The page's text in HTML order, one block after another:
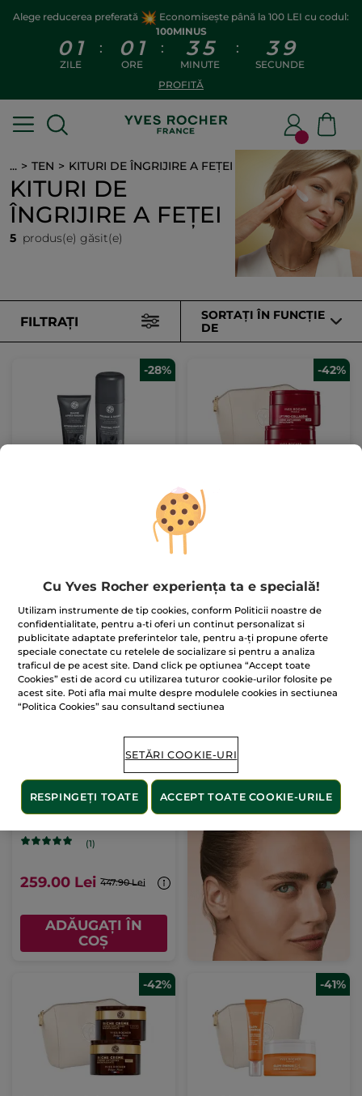
Alege reducerea preferată
Economisește până la 100 LEI cu codul:
100MINUS
0 1
ZILE
: 0 1
ORE
: 3 5
MINUTE
: 3 8
SECUNDE
PROFITĂ
... TEN KITURI DE ÎNGRIJIRE A FEȚEI
KITURI DE
ÎNGRIJIRE A FEȚEI
5 produs(e) găsit(e)
FILTRAȚI
SORTAȚI ÎN FUNCȚIE
DE
-28%
ADĂUGAȚI ÎN
COȘ
-42%
Set Lift Pro-collagène
ADĂUGAȚI ÎN
COȘ
-42%
Set Anti-Âge Global
(1)
259.00 Lei 447.90 Lei
ADĂUGAȚI ÎN
COȘ
-42% -41%
Cu Yves Rocher experiența ta e specială!
Utilizam instrumente de tip cookies, conform Politicii noastre de
confidentialitate, pentru a-ti oferi un continut personalizat si
publicitate adaptate preferintelor tale, pentru a-ți propune oferte
speciale conectate cu retelele de socializare si pentru a analiza
traficul de pe acest site. Dand click pe optiunea “Accept toate
Cookies” esti de acord cu utilizarea tuturor cookie-urilor folosite pe
acest site. Poti afla mai multe despre modulele cookies in sectiunea
“Politica Cookies” sau consultand sectiunea
SETĂRI COOKIE-URI
RESPINGEȚI TOATE ACCEPT TOATE COOKIE-URILE